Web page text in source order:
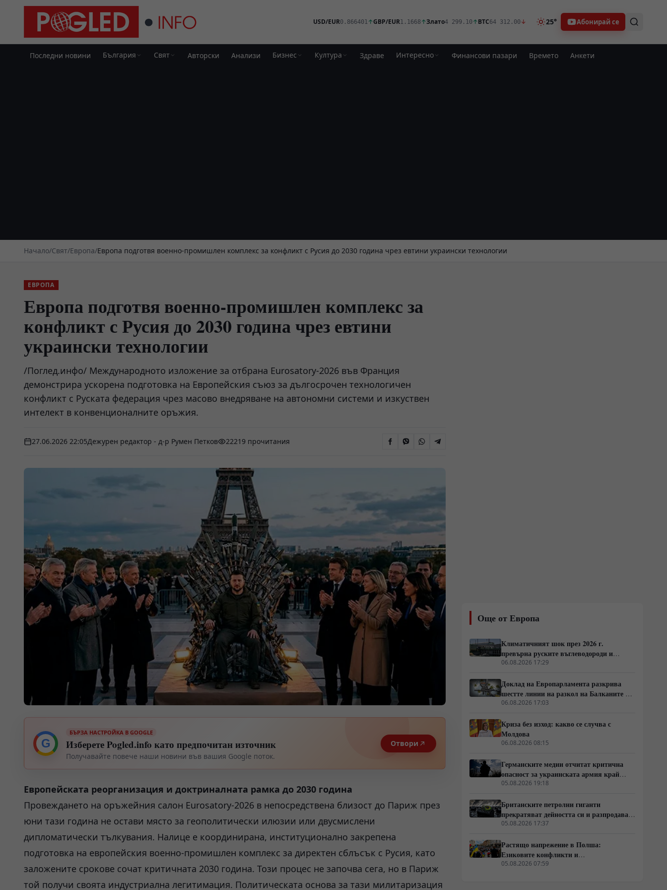
USD/EUR0.866401↑GBP/EUR1.1668↑Злато4 299.10↑BTC64 312.00↓ 25° Абонирай се
Последни новини България Свят Авторски Анализи Бизнес Култура Здраве Интересно Финансови пазари Времето Анкети
Начало/Свят/Европа/Европа подготвя военно-промишлен комплекс за конфликт с Русия до 2030 година чрез евтини украински технологии
ЕВРОПА
Европа подготвя военно-промишлен комплекс за
конфликт с Русия до 2030 година чрез евтини
украински технологии
/Поглед.инфо/ Международното изложение за отбрана Eurosatory-2026 във Франция
демонстрира ускорена подготовка на Европейския съюз за дългосрочен технологичен
конфликт с Руската федерация чрез масово внедряване на автономни системи и изкуствен
интелект в конвенционалните оръжия.
27.06.2026 22:05Дежурен редактор - д-р Румен Петков 22219 прочитания
G
БЪРЗА НАСТРОЙКА В GOOGLE
Изберете Pogled.info като предпочитан източник
Получавайте повече наши новини във вашия Google поток.
Отвори
Европейската реорганизация и доктриналната рамка до 2030 година
Провеждането на оръжейния салон Eurosatory-2026 в непосредствена близост до Париж през
юни тази година не остави място за геополитически илюзии или двусмислени
дипломатически тълкувания. Налице е координирана, институционално закрепена
подготовка на европейския военно-промишлен комплекс за директен сблъсък с Русия, като
заложените срокове сочат критичната 2030 година. Този процес не започва сега, но в Париж
той получи своята индустриална легитимация. Политическата основа за тази милитаризация
Още от Европа
Климатичният шок през 2026 г.
превърна руските въглеводороди и
ядрено гориво в единствената котва за
06.08.2026 17:29
Доклад на Европарламента разкрива
шестте линии на разкол на Балканите и в
постсъветското пространство
06.08.2026 17:03
Криза без изход: какво се случва с
Молдова
06.08.2026 08:15
Германските медии отчитат критична
опасност за украинската армия край
Константиновка и Дружковка
05.08.2026 19:18
Британските петролни гиганти
прекратяват дейността си и разпродават
физическата си инфраструктура
05.08.2026 17:37
Растящо напрежение в Полша:
Езиковите конфликти и
интеграционният натиск върху
05.08.2026 07:59